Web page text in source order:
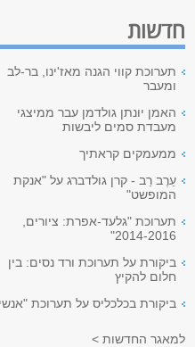
חדשות
תערוכת קווי הגנה מאז'ינו, בר-לב
ומעבר
האמן יונתן גולדמן עבר ממיצגי
מעבדת סמים ליבשות
ממעמקים קראתיך
עֵרֶב רַב - קרן גולדברג על "אנקת
המופשט"
תערוכת "גלעד-אפרת: ציורים,
2014-2016"
ביקורת על תערוכת ורד נסים: בין
חלום להקיץ
ביקורת בכלכליס על תערוכת
למאגר החדשות >